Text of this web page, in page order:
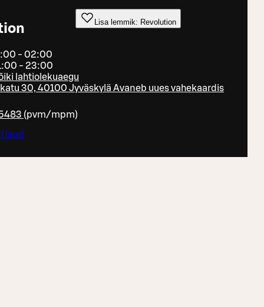
Lisa lemmik: Revolution
- 02:00
- 23:00
lahtiolekuaegu
30, 40100 Jyväskylä Avaneb uues vahekaardis
(pvm/mpm)
laud